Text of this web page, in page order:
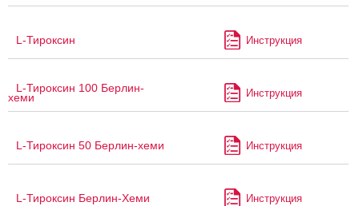
L-Тироксин Инструкция
L-Тироксин 100 Берлин-
хеми Инструкция
L-Тироксин 50 Берлин-хеми Инструкция
L-Тироксин Берлин-Хеми Инструкция